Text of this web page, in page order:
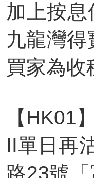
加上按
九龍灣
買家為收
【HK01
II單日再
路23號